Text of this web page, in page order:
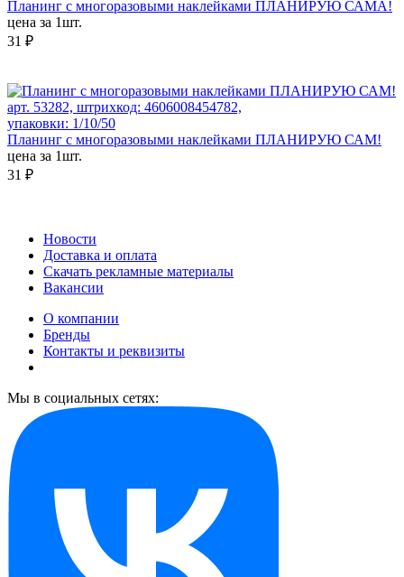
Планинг с многоразовыми наклейками ПЛАНИРУЮ САМА!
цена за 1шт.
31 ₽
арт. 53282, штрихкод: 4606008454782,
упаковки: 1/10/50
Планинг с многоразовыми наклейками ПЛАНИРУЮ САМ!
цена за 1шт.
31 ₽
Новости
Доставка и оплата
Скачать рекламные материалы
Вакансии
О компании
Бренды
Контакты и реквизиты
Мы в социальных сетях: